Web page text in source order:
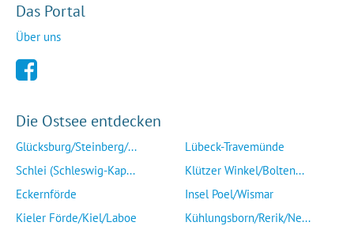
Das Portal
Über uns
Die Ostsee entdecken
Glücksburg/Steinberg/...
Schlei (Schleswig-Kap...
Eckernförde
Kieler Förde/Kiel/Laboe
Lübeck-Travemünde
Klützer Winkel/Bolten...
Insel Poel/Wismar
Kühlungsborn/Rerik/Ne...